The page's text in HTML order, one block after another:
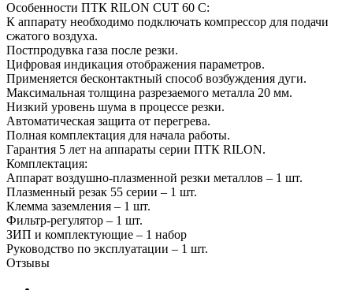
Особенности ПТК RILON CUT 60 С:
К аппарату необходимо подключать компрессор для подачи
сжатого воздуха.
Постпродувка газа после резки.
Цифровая индикация отображения параметров.
Применяется бесконтактный способ возбуждения дуги.
Максимальная толщина разрезаемого металла 20 мм.
Низкий уровень шума в процессе резки.
Автоматическая защита от перегрева.
Полная комплектация для начала работы.
Гарантия 5 лет на аппараты серии ПТК RILON.
Комплектация:
Аппарат воздушно-плазменной резки металлов – 1 шт.
Плазменный резак 55 серии – 1 шт.
Клемма заземления – 1 шт.
Фильтр-регулятор – 1 шт.
ЗИП и комплектующие – 1 набор
Руководство по эксплуатации – 1 шт.
Отзывы